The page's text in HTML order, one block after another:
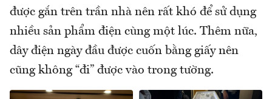
được gắn trên trần nhà nên rất khó để sử dụng
nhiều sản phẩm điện cùng một lúc. Thêm nữa,
dây điện ngày đầu được cuốn bằng giấy nên
cũng không “đi” được vào trong tường.